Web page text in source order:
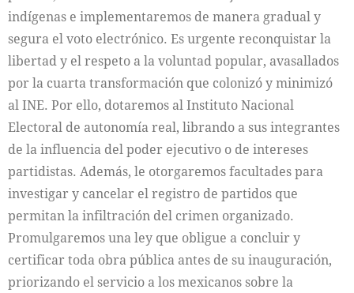
indígenas e implementaremos de manera gradual y
segura el voto electrónico. Es urgente reconquistar la
libertad y el respeto a la voluntad popular, avasallados
por la cuarta transformación que colonizó y minimizó
al INE. Por ello, dotaremos al Instituto Nacional
Electoral de autonomía real, librando a sus integrantes
de la influencia del poder ejecutivo o de intereses
partidistas. Además, le otorgaremos facultades para
investigar y cancelar el registro de partidos que
permitan la infiltración del crimen organizado.
Promulgaremos una ley que obligue a concluir y
certificar toda obra pública antes de su inauguración,
priorizando el servicio a los mexicanos sobre la